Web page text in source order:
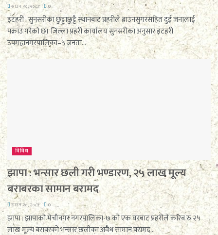
साउन २०, २०८३ 0
इटहरी : सुनसरीका छुट्टाछुट्टै स्थानबाट प्रहरीले ब्राउनसुगरसहित दुई जनालाई
पक्राउ गरेको छ। जिल्ला प्रहरी कार्यालय सुनसरीका अनुसार इटहरी
उपमहानगरपालिका–५ जनता...
विविध
झापा : भन्सार छली गरी भण्डारण, २५ लाख मूल्य
बराबरका सामान बरामद
साउन २०, २०८३ 0
झापा : झापाको मेचीनगर नगरपालिका-७ को एक घरबाट प्रहरीले करिब रु २५
लाख मूल्य बराबरको भन्सार छलीका अवैध सामान बरामद...